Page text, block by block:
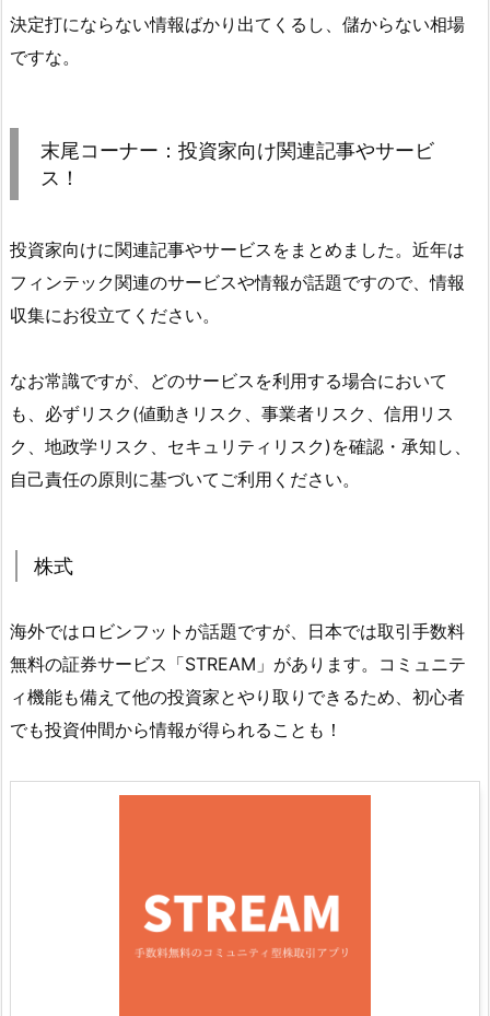
決定打にならない情報ばかり出てくるし、儲からない相場
ですな。
末尾コーナー：投資家向け関連記事やサービ
ス！
投資家向けに関連記事やサービスをまとめました。近年は
フィンテック関連のサービスや情報が話題ですので、情報
収集にお役立てください。
なお常識ですが、どのサービスを利用する場合において
も、必ずリスク(値動きリスク、事業者リスク、信用リス
ク、地政学リスク、セキュリティリスク)を確認・承知し、
自己責任の原則に基づいてご利用ください。
株式
海外ではロビンフットが話題ですが、日本では取引手数料
無料の証券サービス「STREAM」があります。コミュニテ
ィ機能も備えて他の投資家とやり取りできるため、初心者
でも投資仲間から情報が得られることも！